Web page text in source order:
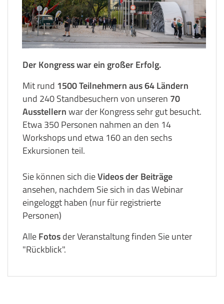
Der Kongress war ein großer Erfolg.
Mit rund 1500 Teilnehmern aus 64 Ländern
und 240 Standbesuchern von unseren 70
Ausstellernwar der Kongress sehr gut besucht.
Etwa 350 Personen nahmen an den 14
Workshops und etwa 160 an den sechs
Exkursionen teil.
Sie können sich dieVideos der Beiträge
ansehen, nachdem Sie sich in das Webinar
eingeloggt haben (nur für registrierte
Personen)
AlleFotosder Veranstaltung finden Sie unter
"Rückblick".